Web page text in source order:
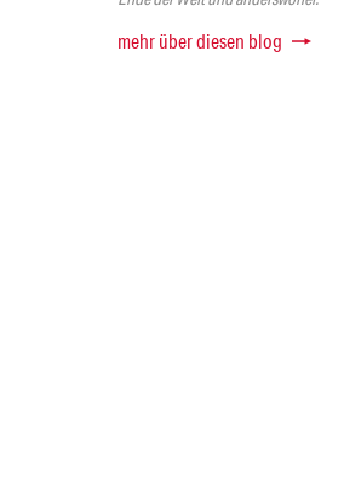
mehr über diesen blog